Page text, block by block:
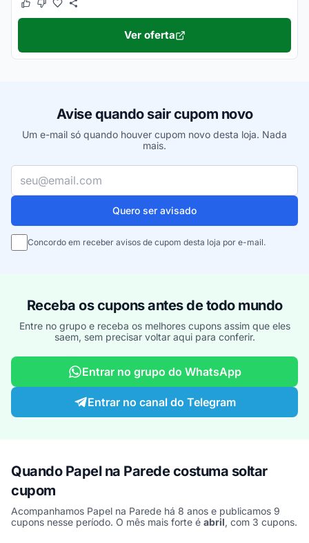
Este cupom funcionou
Este cupom não funcionou
Ver oferta
Avise quando sair cupom novo
Um e-mail só quando houver cupom novo desta loja. Nada
mais.
Seu e-mail
Quero ser avisado
Concordo em receber avisos de cupom desta loja por e-mail.
Receba os cupons antes de todo mundo
Entre no grupo e receba os melhores cupons assim que eles
saem, sem precisar voltar aqui para conferir.
Entrar no grupo do WhatsApp
Entrar no canal do Telegram
Quando Papel na Parede costuma soltar
cupom
Acompanhamos Papel na Parede há 8 anos e publicamos 9
cupons nesse período. O mês mais forte é abril, com 3 cupons.